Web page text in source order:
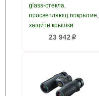
glass-стекла,
просветляющ.покрытие,
защитн.крышки
23 942 p